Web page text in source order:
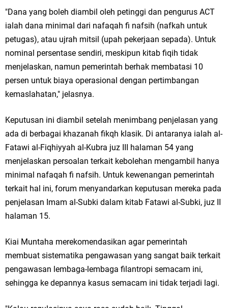
"Dana yang boleh diambil oleh petinggi dan pengurus ACT
ialah dana minimal dari nafaqah fi nafsih (nafkah untuk
petugas), atau ujrah mitsil (upah pekerjaan sepada). Untuk
nominal persentase sendiri, meskipun kitab fiqih tidak
menjelaskan, namun pemerintah berhak membatasi 10
persen untuk biaya operasional dengan pertimbangan
kemaslahatan," jelasnya.
Keputusan ini diambil setelah menimbang penjelasan yang
ada di berbagai khazanah fikqh klasik. Di antaranya ialah al-
Fatawi al-Fiqhiyyah al-Kubra juz III halaman 54 yang
menjelaskan persoalan terkait kebolehan mengambil hanya
minimal nafaqah fi nafsih. Untuk kewenangan pemerintah
terkait hal ini, forum menyandarkan keputusan mereka pada
penjelasan Imam al-Subki dalam kitab Fatawi al-Subki, juz II
halaman 15.
Kiai Muntaha merekomendasikan agar pemerintah
membuat sistematika pengawasan yang sangat baik terkait
pengawasan lembaga-lembaga filantropi semacam ini,
sehingga ke depannya kasus semacam ini tidak terjadi lagi.